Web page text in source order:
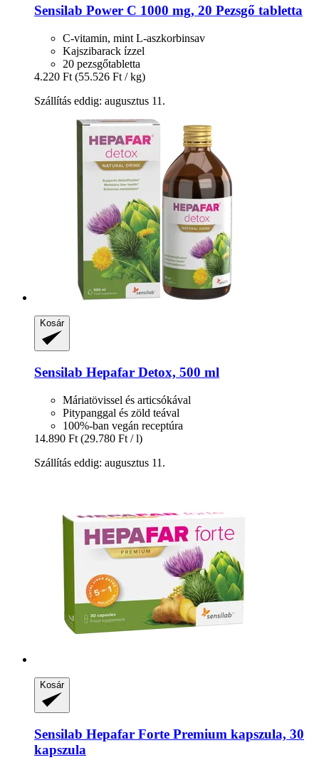
Sensilab Power C 1000 mg, 20 Pezsgő tabletta
C-vitamin, mint L-aszkorbinsav
Kajszibarack ízzel
20 pezsgőtabletta
4.220 Ft (55.526 Ft / kg)
Szállítás eddig: augusztus 11.
Kosár
Sensilab Hepafar Detox, 500 ml
Máriatövissel és articsókával
Pitypanggal és zöld teával
100%-ban vegán receptúra
14.890 Ft (29.780 Ft / l)
Szállítás eddig: augusztus 11.
Kosár
Sensilab Hepafar Forte Premium kapszula, 30
kapszula